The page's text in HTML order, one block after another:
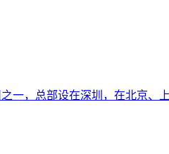
一，总部设在深圳，在北京、